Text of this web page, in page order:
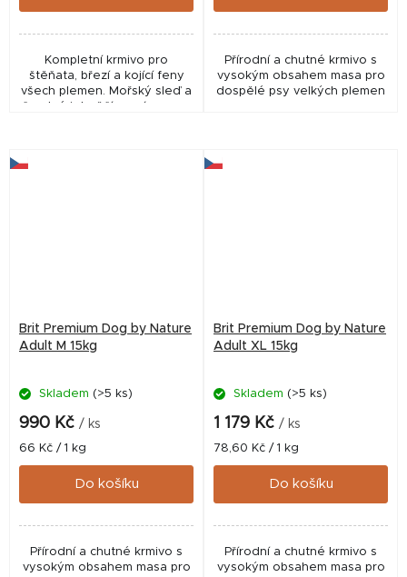
Kompletní krmivo pro
štěňata, březí a kojící feny
všech plemen. Mořský sleď a
čerstvé jehněčí na zázvoru s
Přírodní a chutné krmivo s
vysokým obsahem masa pro
dospělé psy velkých plemen
Brit Premium Dog by Nature
Adult M 15kg
Skladem (>5 ks)
990 Kč / ks
Měrná
cena:
66 Kč / 1 kg
Do košíku
Přírodní a chutné krmivo s
vysokým obsahem masa pro
Brit Premium Dog by Nature
Adult XL 15kg
Skladem (>5 ks)
1 179 Kč / ks
Měrná
cena:
78,60 Kč / 1 kg
Do košíku
Přírodní a chutné krmivo s
vysokým obsahem masa pro